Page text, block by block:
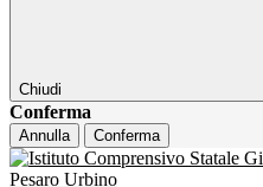
Chiudi
Conferma
Annulla Conferma